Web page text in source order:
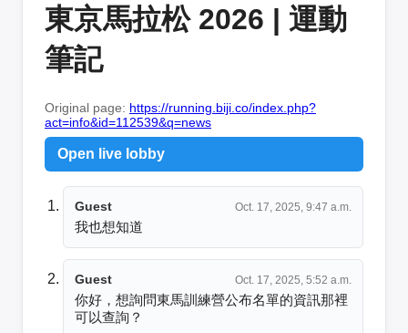
東京馬拉松 2026 | 運動
筆記
Original page: https://running.biji.co/index.php?
act=info&id=112539&q=news
Open live lobby
Guest Oct. 17, 2025, 9:47 a.m.
我也想知道
Guest Oct. 17, 2025, 5:52 a.m.
你好，想詢問東馬訓練營公布名單的資訊那裡
可以查詢？